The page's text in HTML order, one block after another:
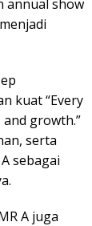
annual show
kuat “Every
growth.”
serta
sebagai
A juga